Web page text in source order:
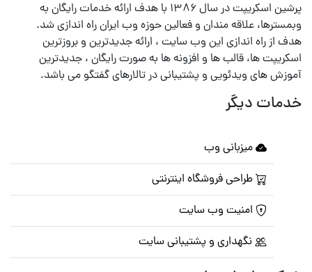
پرشین اسکریپت در سال ۱۳۸۶ با هدف ارائه خدمات رایگان به
وبمسترها، علاقه مندان و فعالین حوزه وب ایران راه اندازی شد.
هدف از راه اندازی این وب سایت ، ارائه جدیدترین و بروزترین
اسکریپت ها، قالب ها و افزونه ها به صورت رایگان ، جدیدترین
آموزش های ویدئویی و پشتیبانی در تالارهای گفتگو می باشد.
خدمات دیگر
میزبانی وب
طراحی فروشگاه اینترنتی
امنیت وب سایت
نگهداری و پشتیبانی سایت